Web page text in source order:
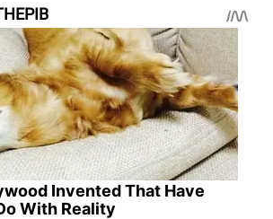
Invented That Have
With Reality